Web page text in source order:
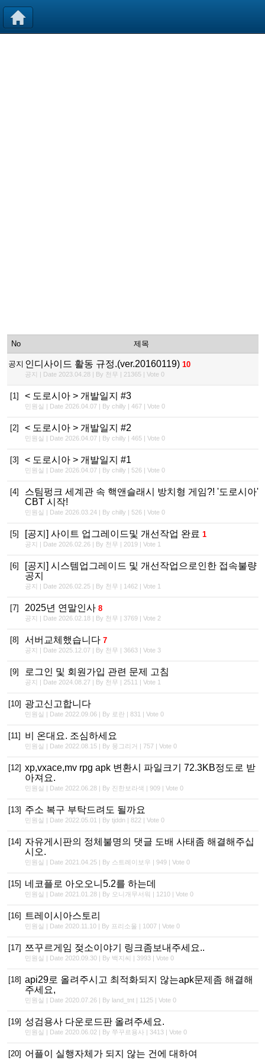
No 제목
공지 인디사이드 활동 규정.(ver.20160119) 10
공지 | Date 2023.04.28 | By 천무 | 21365 | Vote 0
[1] < 도로시아 > 개발일지 #3
민원실 | Date 2026.04.07 | By chilly | 467 | Vote 0
[2] < 도로시아 > 개발일지 #2
민원실 | Date 2026.04.07 | By chilly | 465 | Vote 0
[3] < 도로시아 > 개발일지 #1
민원실 | Date 2026.04.07 | By chilly | 526 | Vote 0
[4]
스팀펑크 세계관 속 핵앤슬래시 방치형 게임?! '도로시아'
CBT 시작!
민원실 | Date 2026.03.24 | By chilly | 526 | Vote 0
[5] [공지] 사이트 업그레이드및 개선작업 완료 1
공지 | Date 2026.02.26 | By 천무 | 2019 | Vote 1
[6]
[공지] 시스템업그레이드 및 개선작업으로인한 접속불량
공지
공지 | Date 2026.02.25 | By 천무 | 1462 | Vote 1
[7] 2025년 연말인사 8
공지 | Date 2026.02.18 | By 천무 | 3769 | Vote 2
[8] 서버교체했습니다 7
공지 | Date 2025.12.07 | By 천무 | 3663 | Vote 3
[9] 로그인 및 회원가입 관련 문제 고침
공지 | Date 2024.08.27 | By 천무 | 2511 | Vote 1
[10] 광고신고합니다
민원실 | Date 2022.09.06 | By 로란 | 831 | Vote 0
[11] 비 온대요. 조심하세요
민원실 | Date 2022.08.15 | By 몽그리거 | 757 | Vote 0
[12] xp,vxace,mv rpg apk 변환시 파일크기 72.3KB정도로 받
아져요.
민원실 | Date 2022.06.28 | By 진한보라색 | 909 | Vote 0
[13] 주소 복구 부탁드려도 될까요
민원실 | Date 2022.05.01 | By tjddn | 822 | Vote 0
[14] 자유게시판의 정체불명의 댓글 도배 사태좀 해결해주십
시오.
민원실 | Date 2021.04.25 | By 스트레이보우 | 949 | Vote 0
[15] 네코플로 아오오니5.2를 하는데
민원실 | Date 2021.01.28 | By 오니개무서워 | 1210 | Vote 0
[16] 트레이시아스토리
민원실 | Date 2020.11.10 | By 프리소울 | 1007 | Vote 0
[17] 쯔꾸르게임 젖소이야기 링크좀보내주세요..
민원실 | Date 2020.09.30 | By 백지씨 | 3993 | Vote 0
[18] api29로 올려주시고 최적화되지 않는apk문제좀 해결해
주세요,
민원실 | Date 2020.07.26 | By land_tnt | 1125 | Vote 0
[19] 성검용사 다운로드판 올려주세요.
민원실 | Date 2020.06.02 | By 쭈꾸르용사 | 3413 | Vote 0
[20] 어플이 실행자체가 되지 않는 건에 대하여